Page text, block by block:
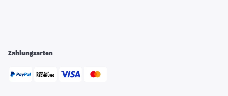
Zahlungsarten